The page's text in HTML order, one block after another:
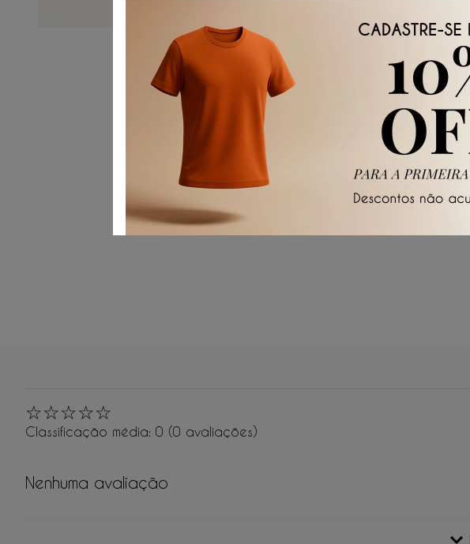
☆☆☆☆☆
Classificação média: 0 (0 avaliações)
Nenhuma avaliação